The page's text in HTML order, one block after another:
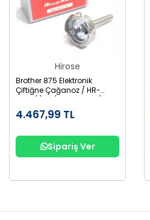
Hirose
Brother 875 Elektronik
Çiftiğne Çağanoz / HR-
12MC(1)TR (SA1689-001)
4.467,99 TL
Sipariş Ver